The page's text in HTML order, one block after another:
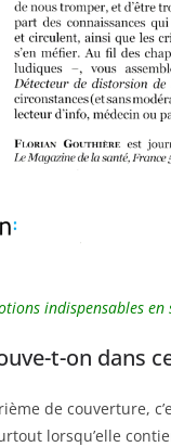
indispensables
t-on dans
de couverture,
lorsqu’elle